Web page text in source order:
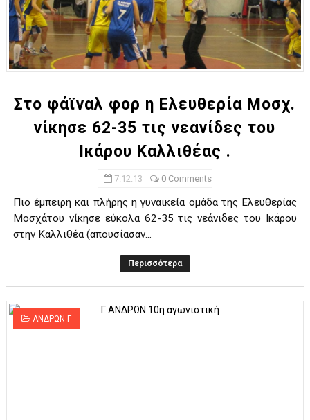
Στο φάϊναλ φορ η Ελευθερία Μοσχ.
νίκησε 62-35 τις νεανίδες του
Ικάρου Καλλιθέας .
7.12.13 0 Comments
Πιο έμπειρη και πλήρης η γυναικεία ομάδα της Ελευθερίας
Μοσχάτου νίκησε εύκολα 62-35 τις νεάνιδες του Ικάρου
στην Καλλιθέα (απουσίασαν...
Περισσότερα
ΑΝΔΡΩΝ Γ